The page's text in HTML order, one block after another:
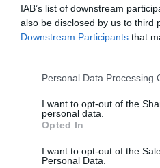
IAB’s list of downstream
also be disclosed by us to third
Downstream Participants that
Personal Data Processing
I want to opt-out of the
personal data.
Opted In
I want to opt-out of the
Personal Data.
beurka commenté :
Du côté de Paris, ADP table sur
1 à 1,5%… En total décallage
de l’IATA : prévisions basses
fois, totalement dans les